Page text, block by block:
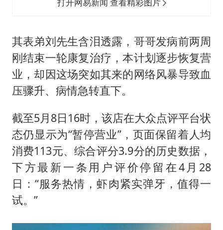
其表弟刘先生含泪透露，哥哥发病前两周
刚结束一轮康复治疗，本计划逐步恢复营
业，却因这场突如其来的网络风暴导致血
压骤升、病情急转直下。
截至5月8日16时，该店在大众点评平台状
态仍显示为“暂停营业”，页面保留着人均
消费113元、综合评分3.9分的历史数据，
下方最新一条用户评价停留在4月28
日：“服务热情，虾肉紧实弹牙，值得一
试。”